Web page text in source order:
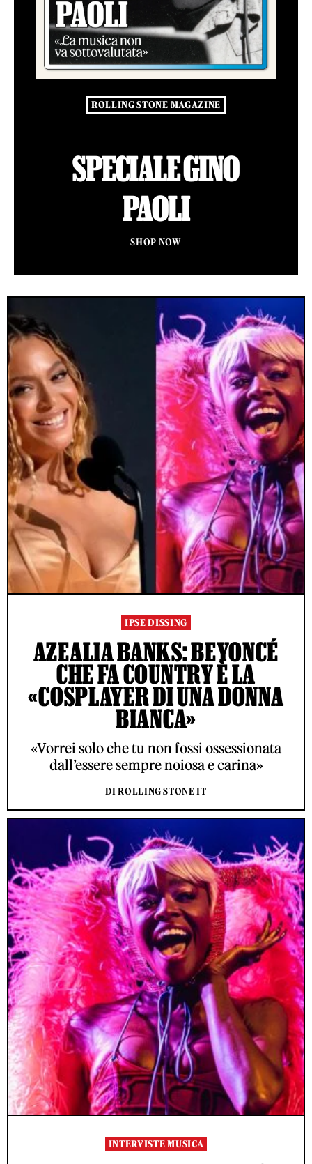
ROLLING STONE MAGAZINE
SPECIALE GINO
PAOLI
SHOP NOW
IPSE DISSING
AZEALIA BANKS: BEYONCÉ
CHE FA COUNTRY È LA
«COSPLAYER DI UNA DONNA
BIANCA»
«Vorrei solo che tu non fossi ossessionata
dall’essere sempre noiosa e carina»
DI ROLLING STONE IT
INTERVISTE MUSICA